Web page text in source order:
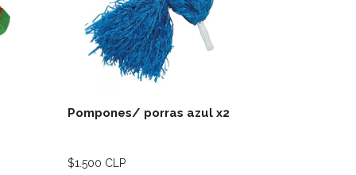
Pompones/ porras azul x2
Ver detalles
$1.500 CLP